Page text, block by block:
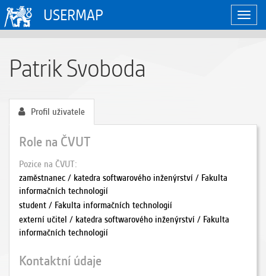
USERMAP
Patrik Svoboda
Profil uživatele
Role na ČVUT
Pozice na ČVUT
zaměstnanec / katedra softwarového inženýrství / Fakulta
informačních technologií
student / Fakulta informačních technologií
externí učitel / katedra softwarového inženýrství / Fakulta
informačních technologií
Kontaktní údaje